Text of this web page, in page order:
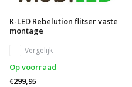
K-LED Rebelution flitser vaste
montage
Vergelijk
Op voorraad
€299,95